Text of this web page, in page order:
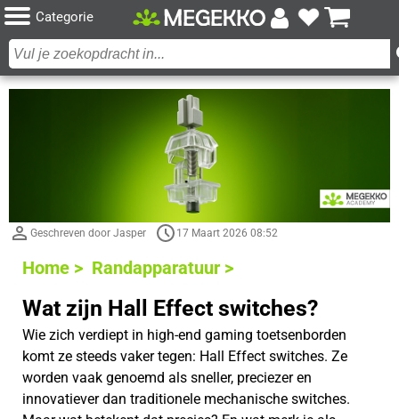
Categorie
Geschreven door Jasper 17 Maart 2026 08:52
Home > Randapparatuur >
Wat zijn Hall Effect switches?
Wie zich verdiept in high-end gaming toetsenborden
komt ze steeds vaker tegen: Hall Effect switches. Ze
worden vaak genoemd als sneller, preciezer en
innovatiever dan traditionele mechanische switches.